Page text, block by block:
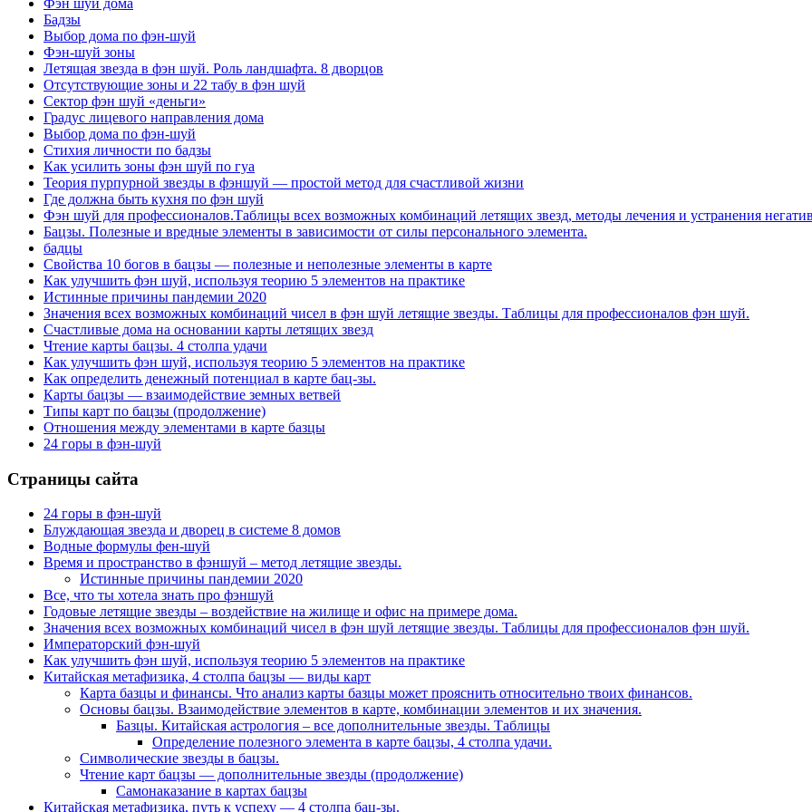
Фэн шуй дома
Бадзы
Выбор дома по фэн-шуй
Фэн-шуй зоны
Летящая звезда в фэн шуй. Роль ландшафта. 8 дворцов
Отсутствующие зоны и 22 табу в фэн шуй
Сектор фэн шуй «деньги»
Градус лицевого направления дома
Выбор дома по фэн-шуй
Стихия личности по бадзы
Как усилить зоны фэн шуй по гуа
Теория пурпурной звезды в фэншуй — простой метод для счастливой жизни
Где должна быть кухня по фэн шуй
Фэн шуй для профессионалов.Таблицы всех возможных комбинаций летящих звезд, методы лечения и устранения
Бацзы. Полезные и вредные элементы в зависимости от силы персонального элемента.
бадцы
Свойства 10 богов в бацзы — полезные и неполезные элементы в карте
Как улучшить фэн шуй, используя теорию 5 элементов на практике
Истинные причины пандемии 2020
Значения всех возможных комбинаций чисел в фэн шуй летящие звезды. Таблицы для профессионалов фэн шуй.
Счастливые дома на основании карты летящих звезд
Чтение карты бацзы. 4 столпа удачи
Как улучшить фэн шуй, используя теорию 5 элементов на практике
Как определить денежный потенциал в карте бац-зы.
Карты бацзы — взаимодействие земных ветвей
Типы карт по бацзы (продолжение)
Отношения между элементами в карте базцы
24 горы в фэн-шуй
Страницы сайта
24 горы в фэн-шуй
Блуждающая звезда и дворец в системе 8 домов
Водные формулы фен-шуй
Время и пространство в фэншуй – метод летящие звезды.
Истинные причины пандемии 2020
Все, что ты хотела знать про фэншуй
Годовые летящие звезды – воздействие на жилище и офис на примере дома.
Значения всех возможных комбинаций чисел в фэн шуй летящие звезды. Таблицы для профессионалов фэн шуй.
Императорский фэн-шуй
Как улучшить фэн шуй, используя теорию 5 элементов на практике
Китайская метафизика, 4 столпа бацзы — виды карт
Карта базцы и финансы. Что анализ карты базцы может прояснить относительно твоих финансов.
Основы бацзы. Взаимодействие элементов в карте, комбинации элементов и их значения.
Базцы. Китайская астрология – все дополнительные звезды. Таблицы
Определение полезного элемента в карте бацзы, 4 столпа удачи.
Символические звезды в бацзы.
Чтение карт бацзы — дополнительные звезды (продолжение)
Самонаказание в картах бацзы
Китайская метафизика, путь к успеху — 4 столпа бац-зы.